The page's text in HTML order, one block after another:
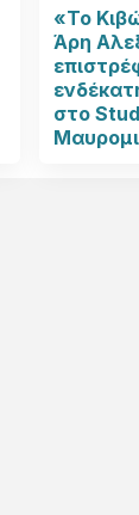
«Το
Άρη
στο